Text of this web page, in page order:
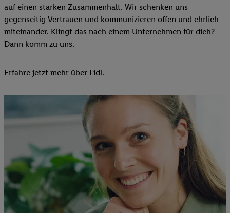
auf einen starken Zusammenhalt. Wir schenken uns
gegenseitig Vertrauen und kommunizieren offen und ehrlich
miteinander. Klingt das nach einem Unternehmen für dich?
Dann komm zu uns.​
Erfahre jetzt mehr über Lidl.